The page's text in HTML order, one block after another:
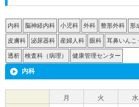
内科 脳神経内科 小児科 外科 整形外科 形
皮膚科 泌尿器科 産婦人科 眼科 耳鼻いんこ
透析 検査科（病理） 健康管理センター
内科
月 火 水